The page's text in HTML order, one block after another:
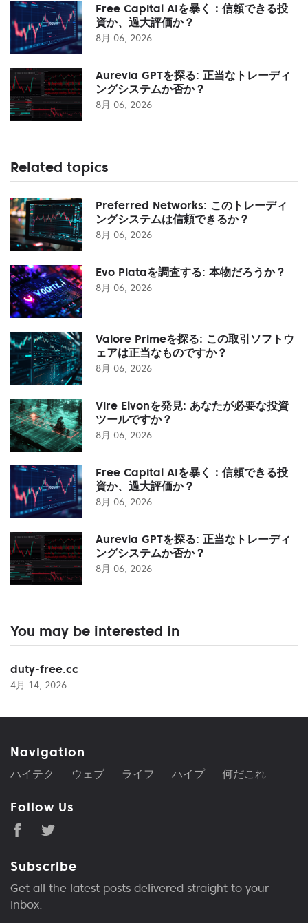
Free Capital AIを暴く：信頼できる投
資か、過大評価か？
8月 06, 2026
Aurevia GPTを探る: 正当なトレーディ
ングシステムか否か？
8月 06, 2026
Related topics
Preferred Networks: このトレーディ
ングシステムは信頼できるか？
8月 06, 2026
Evo Plataを調査する: 本物だろうか？
8月 06, 2026
Valore Primeを探る: この取引ソフトウ
ェアは正当なものですか？
8月 06, 2026
Vire Elvonを発見: あなたが必要な投資
ツールですか？
8月 06, 2026
Free Capital AIを暴く：信頼できる投
資か、過大評価か？
8月 06, 2026
Aurevia GPTを探る: 正当なトレーディ
ングシステムか否か？
8月 06, 2026
You may be interested in
duty-free.cc
4月 14, 2026
Navigation
ハイテク ウェブ ライフ ハイプ 何だこれ
Follow Us
Subscribe
Get all the latest posts delivered straight to your
inbox.